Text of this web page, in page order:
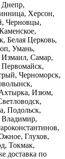
Днепр,
Херсон,
Черновцы,
Белая Церковь,
Умань,
Самар,
Черноморск,
Изюм,
Подольск,
Глухов,
Токмак,
доставка по